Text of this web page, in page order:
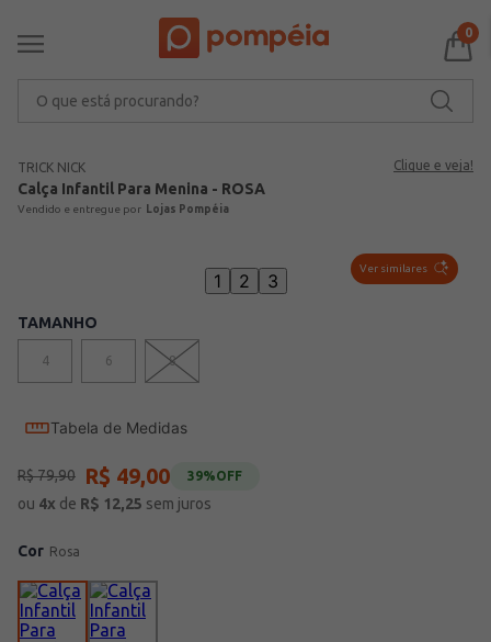
0
TRICK NICK Clique e veja!
Calça Infantil Para Menina - ROSA
Lojas Pompéia
Ver similares
1 2 3
TAMANHO
4 6 8
Tabela de Medidas
R$79,90 R$ 49,00 39%OFF
ou 4x de R$ 12,25 sem juros
Cor Rosa